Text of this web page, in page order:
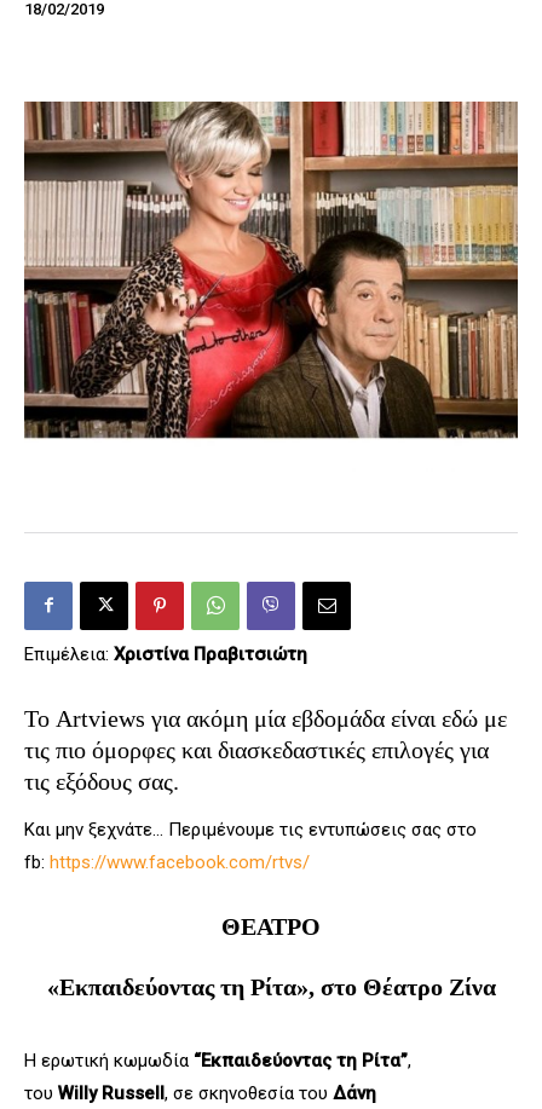
18/02/2019
Επιμέλεια: Χριστίνα Πραβιτσιώτη
Το Artviews για ακόμη μία εβδομάδα είναι εδώ με
τις πιο όμορφες και διασκεδαστικές επιλογές για
τις εξόδους σας.
Και μην ξεχνάτε… Περιμένουμε τις εντυπώσεις σας στο
fb: https://www.facebook.com/rtvs/
ΘΕΑΤΡΟ
«Εκπαιδεύοντας τη Ρίτα», στο Θέατρο Ζίνα
Η ερωτική κωμωδία “Εκπαιδεύοντας τη Ρίτα”,
του Willy Russell, σε σκηνοθεσία του Δάνη